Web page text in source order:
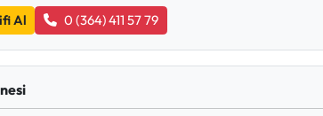
Al 0 (364) 411 57 79